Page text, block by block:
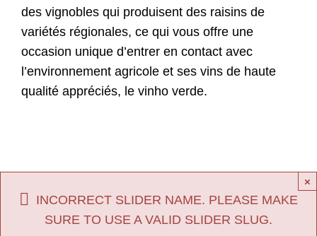
des vignobles qui produisent des raisins de
variétés régionales, ce qui vous offre une
occasion unique d’entrer en contact avec
l’environnement agricole et ses vins de haute
qualité appréciés, le vinho verde.
×
INCORRECT SLIDER NAME. PLEASE MAKE
SURE TO USE A VALID SLIDER SLUG.